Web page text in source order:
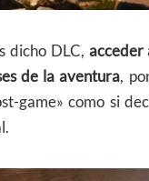
dicho DLC, acceder
de la aventura,
game» como si